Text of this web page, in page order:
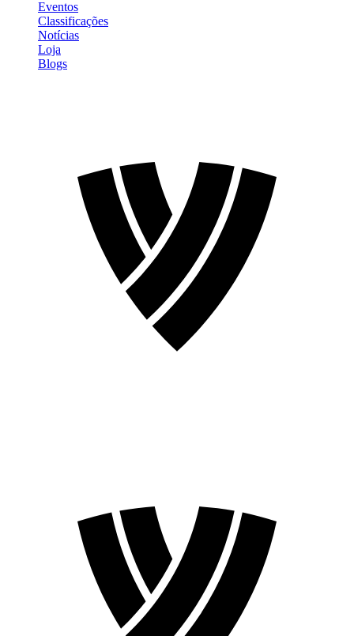
Eventos
Classificações
Notícias
Loja
Blogs